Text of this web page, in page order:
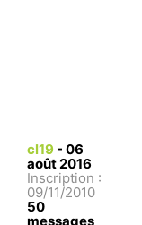
cl19 - 06
août 2016
Inscription :
09/11/2010
50
messages